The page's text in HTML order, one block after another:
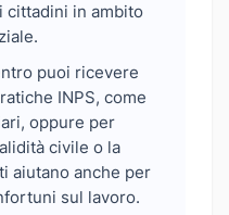
cittadini in ambito
puoi ricevere
INPS, come
oppure per
civile o la
aiutano anche per
sul lavoro.